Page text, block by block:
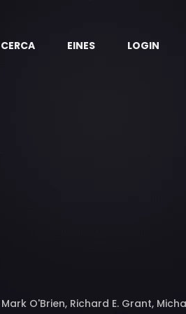
CERCA EINES LOGIN
O'Brien, Richard E. Grant,